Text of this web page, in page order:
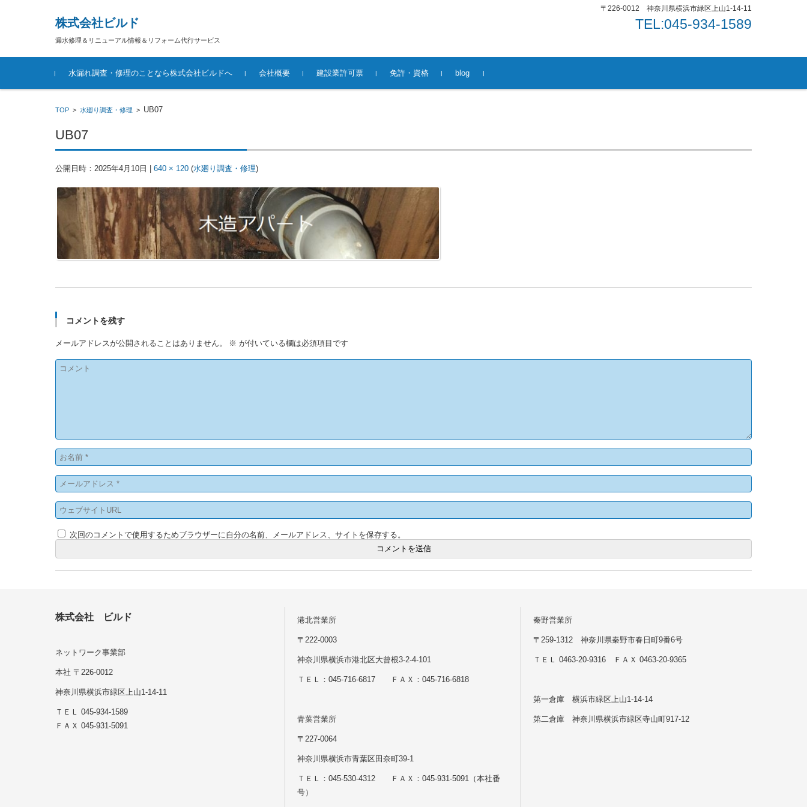
株式会社ビルド
漏水修理＆リニューアル情報＆リフォーム代行サービス
〒226-0012 神奈川県横浜市緑区上山1-14-11
TEL:045-934-1589
コンテンツに移動
水漏れ調査・修理のことなら株式会社ビルドへ
会社概要 建設業許可票 免許・資格 blog
TOP > 水廻り調査・修理 > UB07
UB07
公開日時： 2025年4月10日 640 × 120 (水廻り調査・修理)
コメントを残す
メールアドレスが公開されることはありません。 ※ が付いている欄は必須項目です
次回のコメントで使用するためブラウザーに自分の名前、メールアドレス、サイトを保存する。
株式会社 ビルド
ネットワーク事業部
本社 〒226-0012
神奈川県横浜市緑区上山1-14-11
ＴＥＬ 045-934-1589
ＦＡＸ 045-931-5091
港北営業所
〒222-0003
神奈川県横浜市港北区大曾根3-2-4-101
ＴＥＬ：045-716-6817 ＦＡＸ：045-716-6818
青葉営業所
〒227-0064
神奈川県横浜市青葉区田奈町39-1
ＴＥＬ：045-530-4312 ＦＡＸ：045-931-5091（本社番
号）
秦野営業所
〒259-1312 神奈川県秦野市春日町9番6号
ＴＥＬ 0463-20-9316 ＦＡＸ 0463-20-9365
第一倉庫 横浜市緑区上山1-14-14
第二倉庫 神奈川県横浜市緑区寺山町917-12